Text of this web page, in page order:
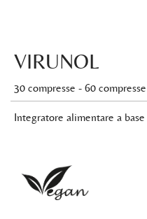
VIRUNOL
30 compresse - 60 compresse
Integratore alimentare a